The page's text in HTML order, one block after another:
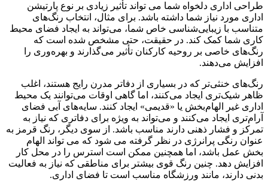
طراحی اداری دلخواه شما می تواند تأثیر زیادی بر نوع پارتیشن
اداری مورد نیاز شما داشته باشد. برای مثال، انتخاب رنگ‌های
متناسب با زیبایی‌شناسی خاص شما، می‌تواند به ایجاد فضای محیط
کاری شما کمک کند. در حقیقت، حتی مشخص شده است که
رنگ‌های خاصی بر روحیه کارکنان تأثیر می‌گذارند و بهره‌وری را
افزایش می‌دهند.
رنگ‌های خنثی‌تر که در بسیاری از دفاتر مدرن رایج هستند، اغلب
ظاهر شیک‌تری ایجاد می‌کنند، اما گاهی اوقات می‌توانند یک محیط
اداری غیر الهام‌بخش یا «قدیمی» ایجاد کنند. سایه‌های آبی فضای
آرام‌تری ایجاد می‌کنند و می‌تواند به ویژه برای دفاتری که نیاز به
تمرکز و فشار ذهنی دارند مناسب باشد. از سوی دیگر، رنگ قرمز به
عنوان رنگی پرانرژی در نظر گرفته می شود که می تواند الهام
بخش عمل باشد، اما همچنین ممکن است استرس را در محل کار
افزایش دهد. چنین رنگ قوی بیشتر برای مناطقی که نیاز به فعالیت
بدنی دارند، مانند ورزشگاه مناسب است تا فضای اداری.